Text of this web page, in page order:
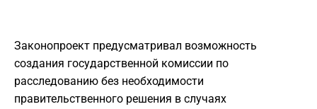
Законопроект предусматривал возможность
создания государственной комиссии по
расследованию без необходимости
правительственного решения в случаях